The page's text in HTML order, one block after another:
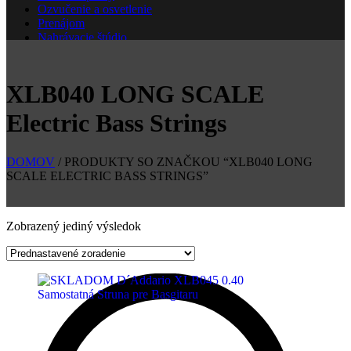
Ozvučenie a osvetlenie
Prenájom
Nahrávacie štúdio
XLB040 LONG SCALE
Electric Bass Strings
DOMOV / PRODUKTY SO ZNAČKOU “XLB040 LONG
SCALE ELECTRIC BASS STRINGS”
Zobrazený jediný výsledok